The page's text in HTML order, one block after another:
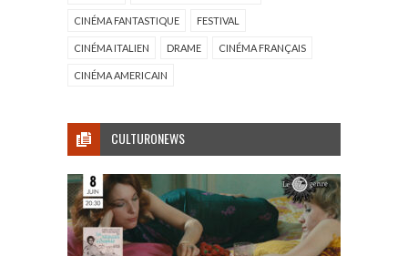
CINÉMA FANTASTIQUE FESTIVAL
CINÉMA ITALIEN DRAME CINÉMA FRANÇAIS
CINÉMA AMERICAIN
CULTURONEWS